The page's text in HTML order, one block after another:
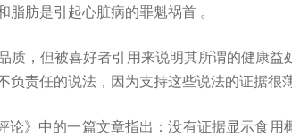
肪是引起心脏病的罪魁祸首 。
质，但被喜好者引用来说明其所谓的健康益
负责任的说法，因为支持这些说法的证据很薄
论》中的一篇文章指出：没有证据显示食用